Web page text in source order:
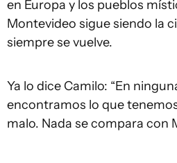
en Europa y los pueblos
Montevideo sigue siendo la
siempre se vuelve.
Ya lo dice Camilo: “En
encontramos lo que
malo. Nada se compara con